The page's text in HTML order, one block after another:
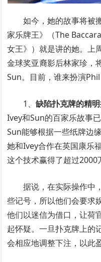
如今，她的故事将被
家乐牌王》（The
女王》）就是讲的她。上
金球奖亚裔影后林家珍，
Sun。目前，谁来扮演Phil
1、缺陷扑克牌的精
Ivey和Sun的百家乐故事
Sun能够根据一些纸牌边
她和Ivey合作在英国康乐
这个技术赢得了超过2000
据说，在实际操作中
些记号，所以他们会要求
他们以迷信为借口，让荷
起怀疑。一旦扑克牌上的
会相应地调整下注，以此